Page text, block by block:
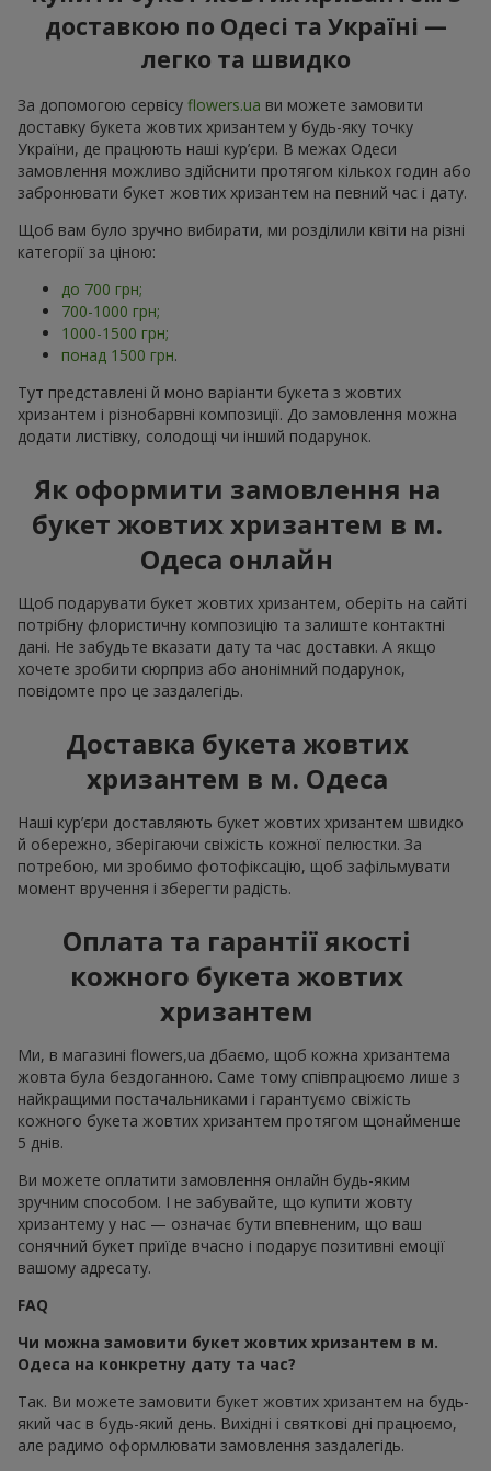
доставкою по Одесі та Україні —
легко та швидко
За допомогою сервісу flowers.ua ви можете замовити
доставку букета жовтих хризантем у будь-яку точку
України, де працюють наші кур’єри. В межах Одеси
замовлення можливо здійснити протягом кількох годин або
забронювати букет жовтих хризантем на певний час і дату.
Щоб вам було зручно вибирати, ми розділили квіти на різні
категорії за ціною:
до 700 грн;
700-1000 грн;
1000-1500 грн;
понад 1500 грн.
Тут представлені й моно варіанти букета з жовтих
хризантем і різнобарвні композиції. До замовлення можна
додати листівку, солодощі чи інший подарунок.
Як оформити замовлення на
букет жовтих хризантем в м.
Одеса онлайн
Щоб подарувати букет жовтих хризантем, оберіть на сайті
потрібну флористичну композицію та залиште контактні
дані. Не забудьте вказати дату та час доставки. А якщо
хочете зробити сюрприз або анонімний подарунок,
повідомте про це заздалегідь.
Доставка букета жовтих
хризантем в м. Одеса
Наші кур’єри доставляють букет жовтих хризантем швидко
й обережно, зберігаючи свіжість кожної пелюстки. За
потребою, ми зробимо фотофіксацію, щоб зафільмувати
момент вручення і зберегти радість.
Оплата та гарантії якості
кожного букета жовтих
хризантем
Ми, в магазині flowers,ua дбаємо, щоб кожна хризантема
жовта була бездоганною. Саме тому співпрацюємо лише з
найкращими постачальниками і гарантуємо свіжість
кожного букета жовтих хризантем протягом щонайменше
5 днів.
Ви можете оплатити замовлення онлайн будь-яким
зручним способом. І не забувайте, що купити жовту
хризантему у нас — означає бути впевненим, що ваш
сонячний букет приїде вчасно і подарує позитивні емоції
вашому адресату.
FAQ
Чи можна замовити букет жовтих хризантем в м.
Одеса на конкретну дату та час?
Так. Ви можете замовити букет жовтих хризантем на будь-
який час в будь-який день. Вихідні і святкові дні працюємо,
але радимо оформлювати замовлення заздалегідь.